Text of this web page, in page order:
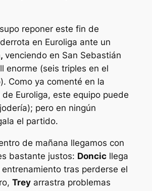
reponer este fin de
en Euroliga ante un
venciendo en San Sebastián
enorme (seis triples en el
Como ya comenté en la
Euroliga, este equipo puede
pero en ningún
el partido.
de mañana llegamos con
bastante justos: Doncicllega
tras perderse el
Treyarrastra problemas